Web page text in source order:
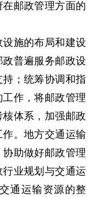
邮政管理方面的
施的布局和建设
普遍服务邮政设
；统筹协调和指
作，将邮政管理
体系，加强邮政
。地方交通运输
助做好邮政管理
业规划与交通运
通运输资源的整